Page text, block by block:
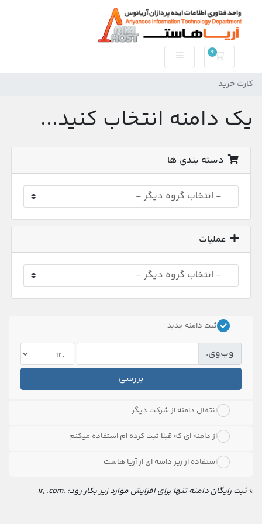
0
کارت خرید
کارت خرید
یک دامنه انتخاب کنید...
دسته بندی ها
عملیات
ثبت دامنه جدید
وب‌وی.
بررسی
انتقال دامنه از شرکت دیگر
از دامنه ای که قبلا ثبت کرده ام استفاده میکنم
استفاده از زیر دامنه ای از آریا هاست
*ثبت رایگان دامنه تنها برای افزایش موارد زیر بکار رود: .ir, .com